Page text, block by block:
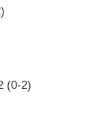
(0-2)